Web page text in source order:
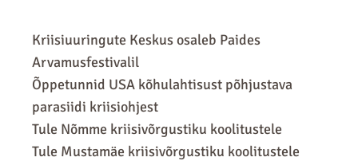
Kriisiuuringute Keskus osaleb Paides
Arvamusfestivalil
Õppetunnid USA kõhulahtisust põhjustava
parasiidi kriisiohjest
Tule Nõmme kriisivõrgustiku koolitustele
Tule Mustamäe kriisivõrgustiku koolitustele